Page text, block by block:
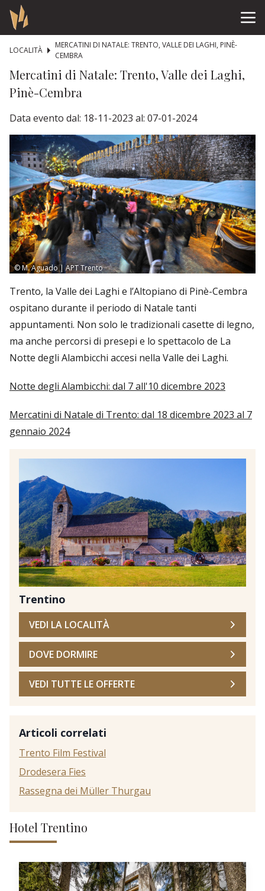
LOCALITÀ
MERCATINI DI NATALE: TRENTO, VALLE DEI LAGHI, PINÈ-
CEMBRA
Mercatini di Natale: Trento, Valle dei Laghi,
Pinè-Cembra
Data evento dal: 18-11-2023 al: 07-01-2024
© M. Aguado | APT Trento
Trento, la Valle dei Laghi e l’Altopiano di Pinè-Cembra
ospitano durante il periodo di Natale tanti
appuntamenti. Non solo le tradizionali casette di legno,
ma anche percorsi di presepi e lo spettacolo de La
Notte degli Alambicchi accesi nella Valle dei Laghi.
Notte degli Alambicchi: dal 7 all'10 dicembre 2023
Mercatini di Natale di Trento: dal 18 dicembre 2023 al 7
gennaio 2024
Trentino
VEDI LA LOCALITÀ
DOVE DORMIRE
VEDI TUTTE LE OFFERTE
Articoli correlati
Trento Film Festival
Drodesera Fies
Rassegna dei Müller Thurgau
Hotel Trentino